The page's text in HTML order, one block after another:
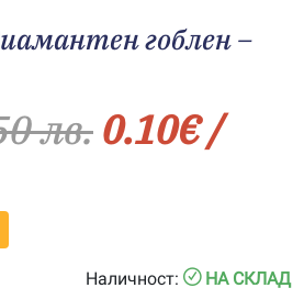
гоблен –
лв.0.10€/
Наличност:
НА СКЛАД